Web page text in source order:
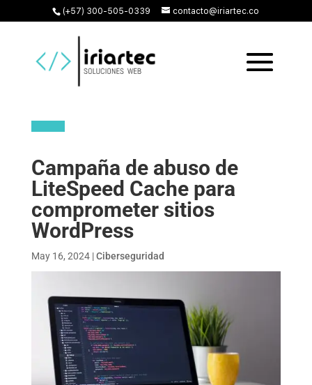
(+57) 300-505-0339 contacto@iriartec.co
Campaña de abuso de
LiteSpeed Cache para
comprometer sitios
WordPress
May 16, 2024|Ciberseguridad